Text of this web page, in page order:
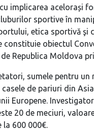
implicarea acelorași
sportive în
etica sportivă
obiectul
Republica Moldova
sumele pentru un
de pariuri din
Europene.
20 de meciuri,
la 600 000€.